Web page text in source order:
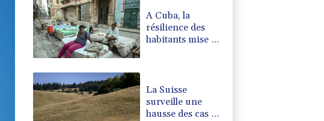
A Cuba, la
résilience des
habitants mise à
La Suisse
surveille une
hausse des cas de